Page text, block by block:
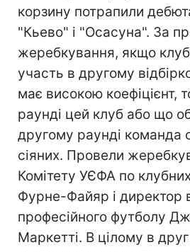
корзину потрапили
"Кьево" і "Осасуна". За
жеребкування, якщо
участь в другому
має високою коефіцієнт,
раунді цей клуб або що
другому раунді команда
сіяних. Провели
Комітету УЄФА по
Фурне-Файяр і директор
професійного футболу
Маркетті. В цілому в